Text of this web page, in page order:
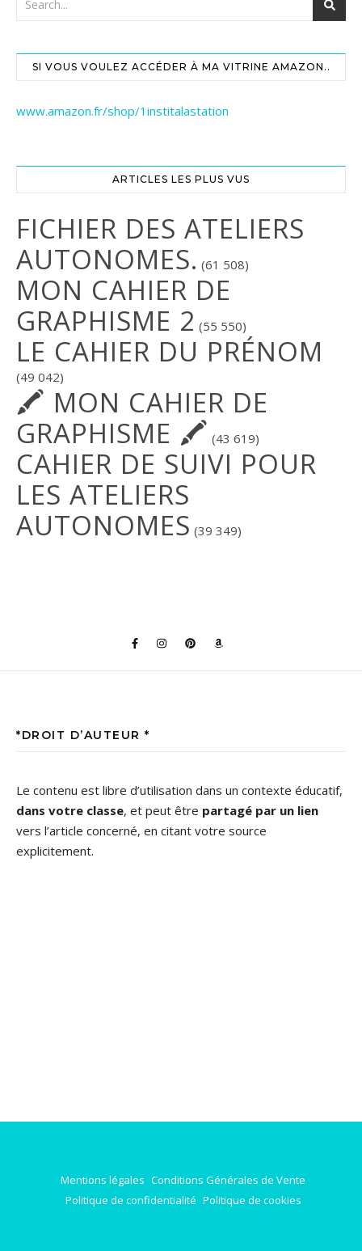
SI VOUS VOULEZ ACCÉDER À MA VITRINE AMAZON..
www.amazon.fr/shop/1institalastation
ARTICLES LES PLUS VUS
FICHIER DES ATELIERS
AUTONOMES. (61 508)
MON CAHIER DE
GRAPHISME 2 (55 550)
LE CAHIER DU PRÉNOM
(49 042)
🖍 MON CAHIER DE
GRAPHISME 🖍 (43 619)
CAHIER DE SUIVI POUR
LES ATELIERS
AUTONOMES (39 349)
*DROIT D’AUTEUR *
Le contenu est libre d’utilisation dans un contexte éducatif,
dans votre classe, et peut être partagé par un lien
vers l’article concerné, en citant votre source
explicitement.
Mentions légales Conditions Générales de Vente
Politique de confidentialité Politique de cookies